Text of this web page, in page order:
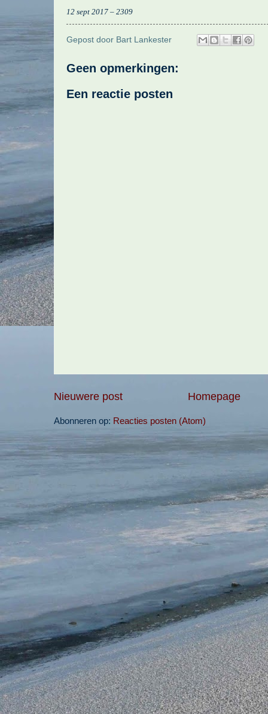
12 sept 2017 – 2309
Gepost door Bart Lankester
Geen opmerkingen:
Een reactie posten
Nieuwere post Homepage
Abonneren op: Reacties posten (Atom)